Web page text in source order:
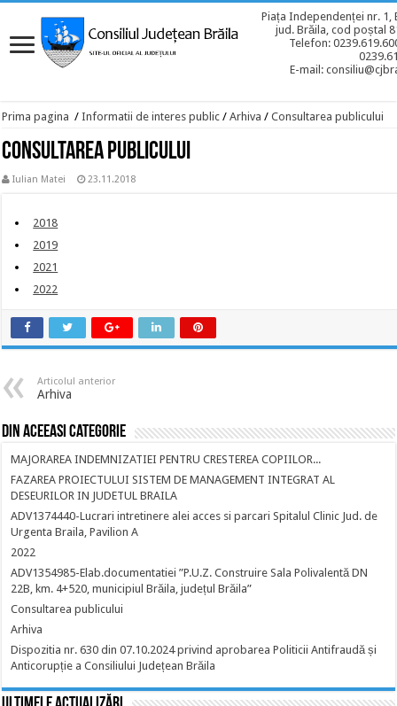
Piața Independenței nr. 1,
jud. Brăila, cod poștal
Telefon:
E-mail:
Prima pagina / Informatii de interes public / Arhiva / Consultarea publicului
Consultarea publicului
Iulian Matei 23.11.2018
2018
2019
2021
2022
Articolul anterior
Arhiva
Din aceeasi categorie
MAJORAREA INDEMNIZATIEI PENTRU CRESTEREA COPIILOR...
FAZAREA PROIECTULUI SISTEM DE MANAGEMENT INTEGRAT AL
DESEURILOR IN JUDETUL BRAILA
ADV1374440-Lucrari intretinere alei acces si parcari Spitalul Clinic Jud. de
Urgenta Braila, Pavilion A
2022
ADV1354985-Elab.documentatiei ”P.U.Z. Construire Sala Polivalentă DN
22B, km. 4+520, municipiul Brăila, județul Brăila”
Consultarea publicului
Arhiva
Dispozitia nr. 630 din 07.10.2024 privind aprobarea Politicii Antifraudă și
Anticorupție a Consiliului Județean Brăila